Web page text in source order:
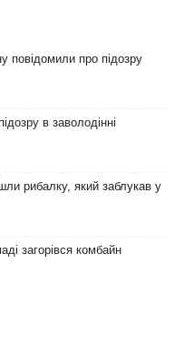
повідомили про підозру
в заволодінні
рибалку, який заблукав у
загорівся комбайн